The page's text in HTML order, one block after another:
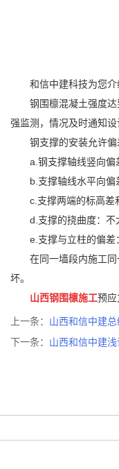
和信中建科技为您介
钢围檩混凝土强度
强监测，情况及时通知
钢支撑的安装允许
a.钢支撑轴线竖向
b.支撑轴线水平向
c.支撑两端的标高
d.支撑的挠曲度：不
e.支撑与立柱的偏差
在同一墙段内施工
坏。
山西钢围檩施工预应
上一条： 山西和信中建总
下一条： 山西和信中建